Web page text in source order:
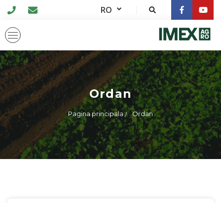
RO
Ordan
Pagina principala Ordan